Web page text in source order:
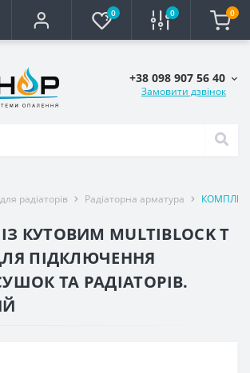
0 0 0
+38 098 907 56 40
Замовити дзвінок
радіаторів Радіаторна арматура
КУТОВИМ MULTIBLOCK T
ПІДКЛЮЧЕННЯ
ТА РАДІАТОРІВ.